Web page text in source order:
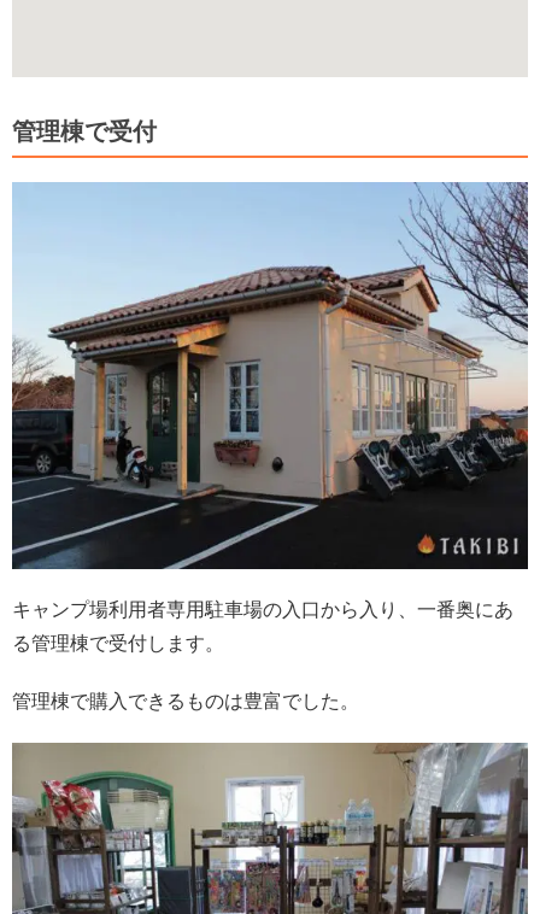
管理棟で受付
キャンプ場利用者専用駐車場の入口から入り、一番奥にあ
る管理棟で受付します。
管理棟で購入できるものは豊富でした。